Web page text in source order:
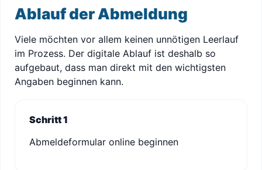
Ablauf der Abmeldung
Viele möchten vor allem keinen unnötigen Leerlauf
im Prozess. Der digitale Ablauf ist deshalb so
aufgebaut, dass man direkt mit den wichtigsten
Angaben beginnen kann.
Schritt 1
Abmeldeformular online beginnen